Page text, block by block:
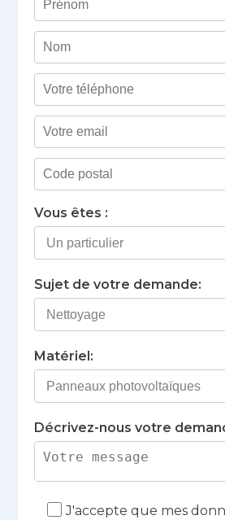
Vous êtes :
Sujet de votre demande:
Matériel:
Décrivez-nous votre
J'accepte que mes